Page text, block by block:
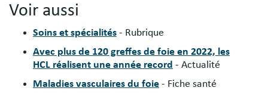
Voir aussi
Soins et spécialités - Rubrique
Avec plus de 120 greffes de foie en 2022, les
HCL réalisent une année record - Actualité
Maladies vasculaires du foie - Fiche santé